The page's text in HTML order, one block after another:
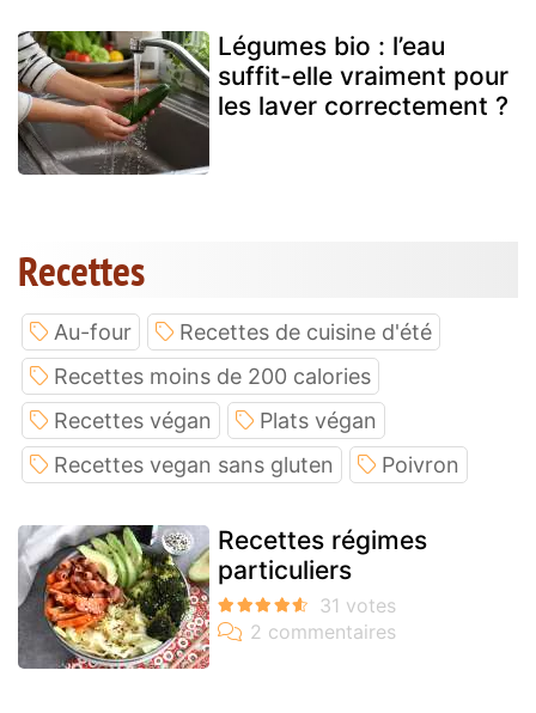
Légumes bio : l’eau
suffit-elle vraiment pour
les laver correctement ?
Recettes
Au-four
Recettes de cuisine d'été
Recettes moins de 200 calories
Recettes végan
Plats végan
Recettes vegan sans gluten
Poivron
Recettes régimes
particuliers